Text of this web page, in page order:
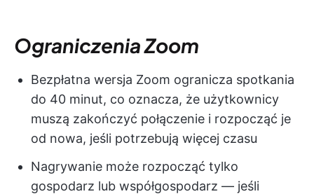
Ograniczenia Zoom
Bezpłatna wersja Zoom ogranicza spotkania
do 40 minut, co oznacza, że użytkownicy
muszą zakończyć połączenie i rozpocząć je
od nowa, jeśli potrzebują więcej czasu
Nagrywanie może rozpocząć tylko
gospodarz lub współgospodarz — jeśli